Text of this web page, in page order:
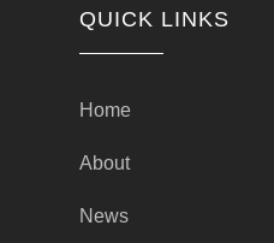
QUICK LINKS
Home
About
News